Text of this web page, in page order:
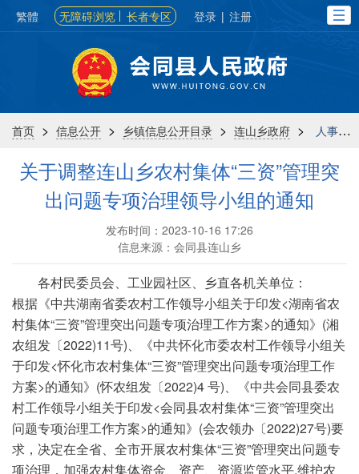
繁體 无障碍浏览 长者专区 登录 | 注册
首页 > 信息公开 > 乡镇信息公开目录 > 连山乡政府 > 人事信息
关于调整连山乡农村集体“三资”管理突
出问题专项治理领导小组的通知
发布时间：2023-10-16 17:26
信息来源：会同县连山乡
各村民委员会、工业园社区、乡直各机关单位：
根据《中共湖南省委农村工作领导小组关于印发<湖南省农
村集体“三资”管理突出问题专项治理工作方案>的通知》(湘
农组发〔2022)11号)、《中共怀化市委农村工作领导小组关
于印发<怀化市农村集体“三资”管理突出问题专项治理工作
方案>的通知》(怀农组发〔2022)4 号)、《中共会同县委农
村工作领导小组关于印发<会同县农村集体“三资”管理突出
问题专项治理工作方案>的通知》(会农领办〔2022)27号)要
求，决定在全省、全市开展农村集体“三资”管理突出问题专
项治理，加强农村集体资金、资产、资源监管水平,维护农